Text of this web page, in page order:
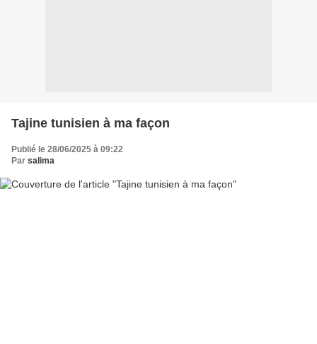
Tajine tunisien à ma façon
Publié le 28/06/2025 à 09:22
Par salima